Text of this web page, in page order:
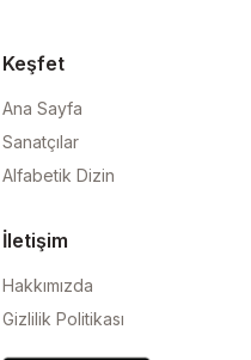
Keşfet
Ana Sayfa
Sanatçılar
Alfabetik Dizin
İletişim
Hakkımızda
Gizlilik Politikası